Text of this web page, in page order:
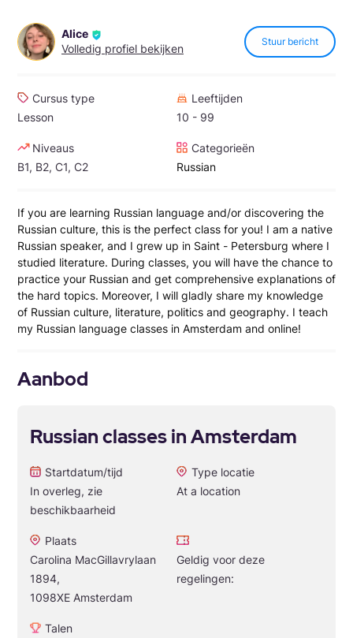
Alice
Volledig profiel bekijken
Stuur bericht
Cursus type
Lesson
Leeftijden
10 - 99
Niveaus
B1, B2, C1, C2
Categorieën
Russian
If you are learning Russian language and/or discovering the
Russian culture, this is the perfect class for you! I am a native
Russian speaker, and I grew up in Saint - Petersburg where I
studied literature. During classes, you will have the chance to
practice your Russian and get comprehensive explanations of
the hard topics. Moreover, I will gladly share my knowledge
of Russian culture, literature, politics and geography. I teach
my Russian language classes in Amsterdam and online!
Aanbod
Russian classes in Amsterdam
Startdatum/tijd
In overleg, zie
beschikbaarheid
Type locatie
At a location
Plaats
Carolina MacGillavrylaan
1894,
1098XE Amsterdam
Geldig voor deze
regelingen:
Talen